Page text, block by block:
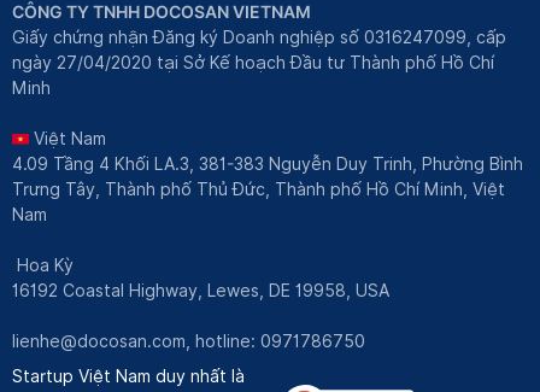
CÔNG TY TNHH DOCOSAN VIETNAM
Giấy chứng nhận Đăng ký Doanh nghiệp số 0316247099, cấp
ngày 27/04/2020 tại Sở Kế hoạch Đầu tư Thành phố Hồ Chí
Minh
Việt Nam
4.09 Tầng 4 Khối LA.3, 381-383 Nguyễn Duy Trinh, Phường Bình
Trưng Tây, Thành phố Thủ Đức, Thành phố Hồ Chí Minh, Việt
Nam
Hoa Kỳ
16192 Coastal Highway, Lewes, DE 19958, USA
lienhe@docosan.com , hotline: 0971786750
Startup Việt Nam duy nhất là